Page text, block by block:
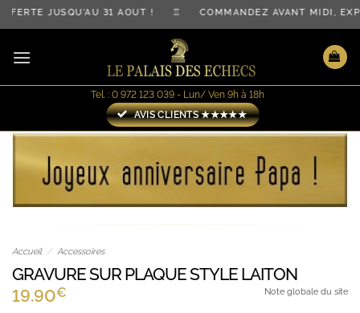
Passer
au
contenu
JUSQU'AU 31 AOÛT ! ♖ COMMANDEZ AVANT MIDI,
Tel. : 0 972 123 039 - Lun/ Ven 9h à 18h
AVIS CLIENTS ★★★★★
Accueil / Accessoires
GRAVURE SUR PLAQUE STYLE LAITON
19.90€ Note globale du site